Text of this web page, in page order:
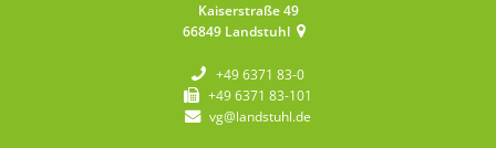
Kaiserstraße 49
66849 Landstuhl
+49 6371 83-0
+49 6371 83-101
vg@landstuhl.de